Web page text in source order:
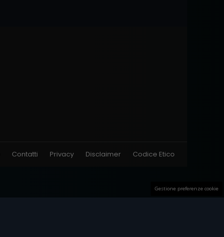
Contatti Privacy Disclaimer Codice Etico
Gestione preferenze cookie